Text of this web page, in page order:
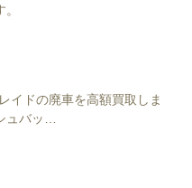
イドの廃車を高額買取しま
ュバッ…